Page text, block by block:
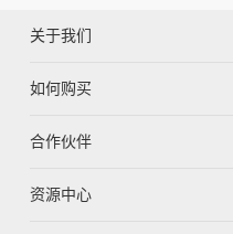
关于我们
如何购买
合作伙伴
资源中心